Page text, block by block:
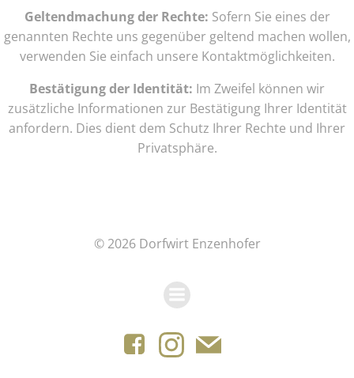
Geltendmachung der Rechte: Sofern Sie eines der
genannten Rechte uns gegenüber geltend machen wollen,
verwenden Sie einfach unsere Kontaktmöglichkeiten.
Bestätigung der Identität: Im Zweifel können wir
zusätzliche Informationen zur Bestätigung Ihrer Identität
anfordern. Dies dient dem Schutz Ihrer Rechte und Ihrer
Privatsphäre.
© 2026 Dorfwirt Enzenhofer